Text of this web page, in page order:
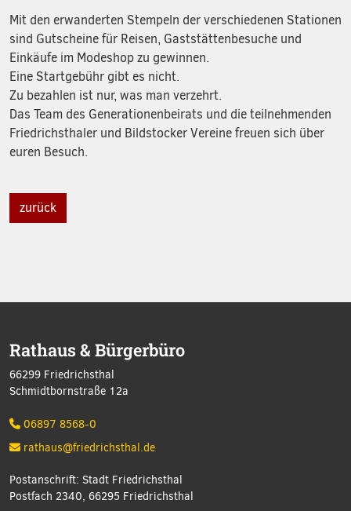
Mit den erwanderten Stempeln der verschiedenen Stationen
sind Gutscheine für Reisen, Gaststättenbesuche und
Einkäufe im Modeshop zu gewinnen.
Eine Startgebühr gibt es nicht.
Zu bezahlen ist nur, was man verzehrt.
Das Team des Generationenbeirats und die teilnehmenden
Friedrichsthaler und Bildstocker Vereine freuen sich über
euren Besuch.
zurück
Rathaus & Bürgerbüro
66299 Friedrichsthal
Schmidtbornstraße 12a
06897 8568-0
rathaus@friedrichsthal.de
Postanschrift: Stadt Friedrichsthal
Postfach 2340, 66295 Friedrichsthal